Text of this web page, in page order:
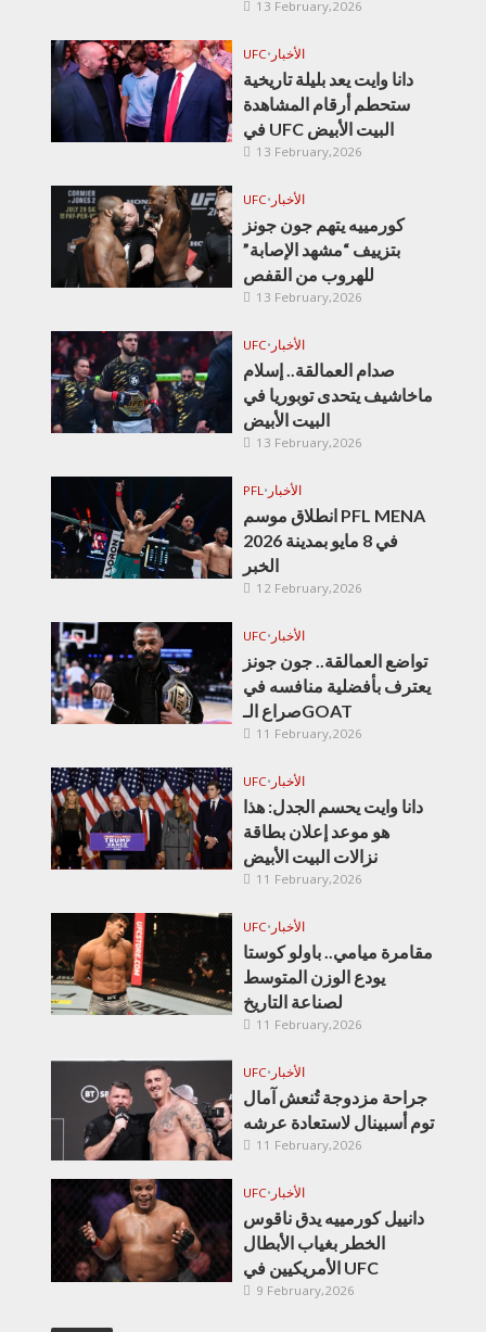
13 February,2026
UFC• الأخبار
دانا وايت يعد بليلة تاريخية
ستحطم أرقام المشاهدة
في UFC البيت الأبيض
13 February,2026
UFC• الأخبار
كورمييه يتهم جون جونز
بتزييف “مشهد الإصابة”
للهروب من القفص
13 February,2026
UFC• الأخبار
صدام العمالقة.. إسلام
ماخاشيف يتحدى توبوريا في
البيت الأبيض
13 February,2026
PFL• الأخبار
انطلاق موسم PFL MENA
2026 في 8 مايو بمدينة
الخبر
12 February,2026
UFC• الأخبار
تواضع العمالقة.. جون جونز
يعترف بأفضلية منافسه في
صراع الـGOAT
11 February,2026
UFC• الأخبار
دانا وايت يحسم الجدل: هذا
هو موعد إعلان بطاقة
نزالات البيت الأبيض
11 February,2026
UFC• الأخبار
مقامرة ميامي.. باولو كوستا
يودع الوزن المتوسط
لصناعة التاريخ
11 February,2026
UFC• الأخبار
جراحة مزدوجة تُنعش آمال
توم أسبينال لاستعادة عرشه
11 February,2026
UFC• الأخبار
دانييل كورمييه يدق ناقوس
الخطر بغياب الأبطال
الأمريكيين في UFC
9 February,2026